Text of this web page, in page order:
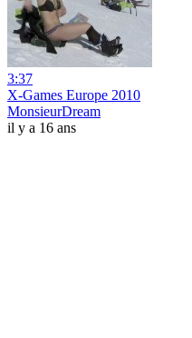
3:37
X-Games Europe 2010
MonsieurDream
il y a 16 ans